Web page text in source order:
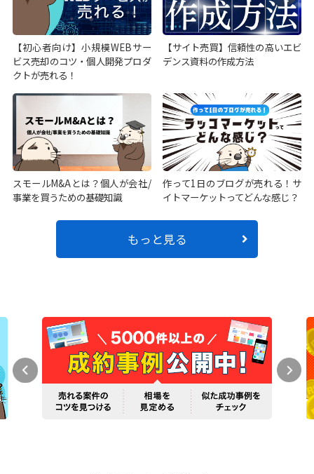
【初心者向け】小規模WEBサー
ビス売却のコツ・個人開発プロダ
クトが売れる！
【サイト売買】信頼性の高いエビ
デンス資料の作成方法
スモールM&Aとは？個人が会社/
事業を買うための基礎知識
作って1日のブログが売れる！サ
イトマーケットってどんな感じ？
もっと見る